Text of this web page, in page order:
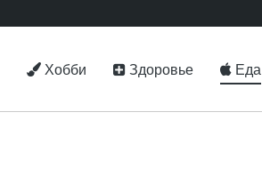
Хобби Здоровье Еда